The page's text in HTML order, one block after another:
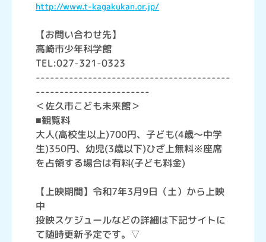
http://www.t-kagakukan.or.jp/
【お問い合わせ先】
高崎市少年科学館
TEL:027-321-0323
-----------------------------------------
------------------------
＜佐久市こども未来館＞
■観覧料
大人(高校生以上)700円、子ども(4歳～中学
生)350円、幼児(3歳以下)ひざ上無料※座席
を占領する場合は有料(子ども料金)
【上映期間】令和7年3月9日（土）から上映
中
投映スケジュールなどの詳細は下記サイトに
て随時更新予定です。▽